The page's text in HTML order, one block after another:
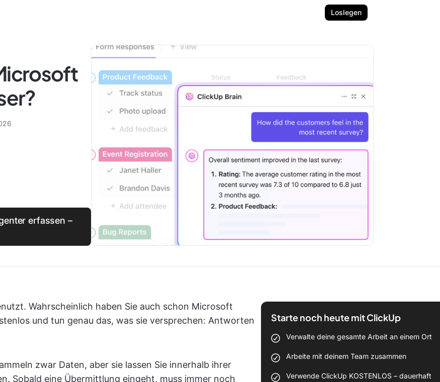
Loslegen
erfassen –
Wahrscheinlich haben Sie auch schon Microsoft
und tun genau das, was sie versprechen: Antworten
zwar Daten, aber sie lassen Sie innerhalb ihrer
Sobald eine Übermittlung eingeht, muss immer noch
Starte noch heute mit ClickUp
Verwalte deine gesamte Arbeit an einem Ort
Arbeite mit deinem Team zusammen
Verwende ClickUp KOSTENLOS – dauerhaft